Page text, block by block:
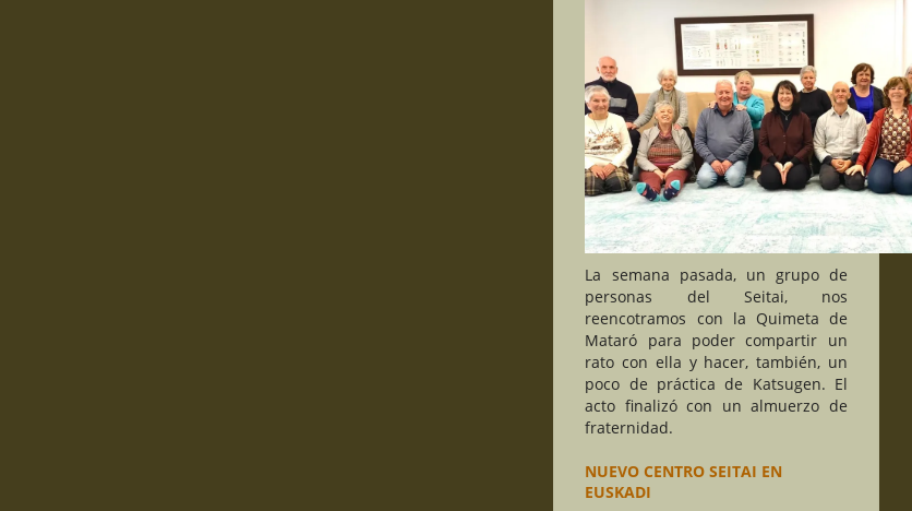
La semana pasada, un grupo de
personas del Seitai, nos
reencotramos con la Quimeta de
Mataró para poder compartir un
rato con ella y hacer, también, un
poco de práctica de Katsugen. El
acto finalizó con un almuerzo de
fraternidad.
NUEVO CENTRO SEITAI EN
EUSKADI